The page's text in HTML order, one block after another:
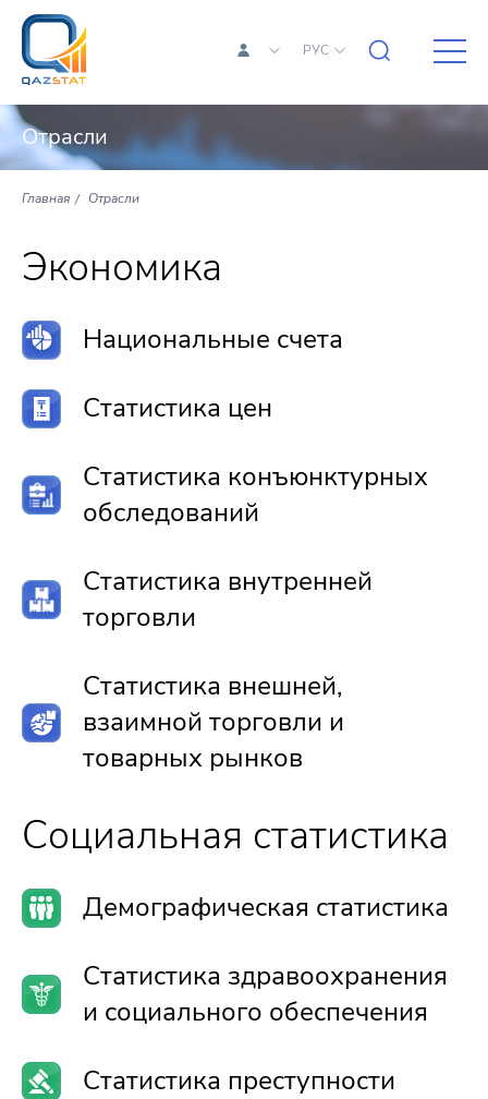
РУС
Отрасли
Главная Отрасли
Экономика
Национальные счета
Статистика цен
Статистика конъюнктурных
обследований
Статистика внутренней
торговли
Статистика внешней,
взаимной торговли и
товарных рынков
Социальная статистика
Демографическая статистика
Статистика здравоохранения
и социального обеспечения
Статистика преступности